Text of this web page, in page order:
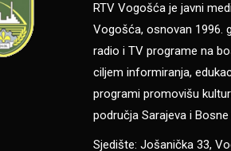
RTV Vogošća je javni
Vogošća, osnovan 1996.
radio i TV programe na
ciljem informiranja,
programi promovišu
područja Sarajeva i
Sjedište: Jošanička 33,